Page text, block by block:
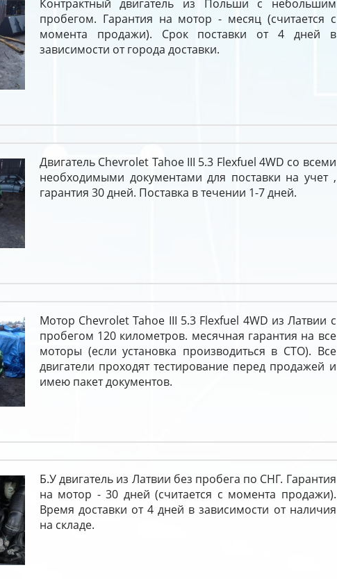
Контрактный двигатель из Польши с небольшим
пробегом. Гарантия на мотор - месяц (считается с
момента продажи). Срок поставки от 4 дней в
зависимости от города доставки.
Двигатель Chevrolet Tahoe III 5.3 Flexfuel 4WD со всеми
необходимыми документами для поставки на учет ,
гарантия 30 дней. Поставка в течении 1-7 дней.
Мотор Chevrolet Tahoe III 5.3 Flexfuel 4WD из Латвии с
пробегом 120 километров. месячная гарантия на все
моторы (если установка производиться в СТО). Все
двигатели проходят тестирование перед продажей и
имею пакет документов.
Б.У двигатель из Латвии без пробега по СНГ. Гарантия
на мотор - 30 дней (считается с момента продажи).
Время доставки от 4 дней в зависимости от наличия
на складе.